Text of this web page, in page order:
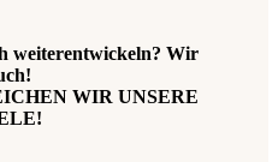
weiterentwickeln? Wir
WIR UNSERE